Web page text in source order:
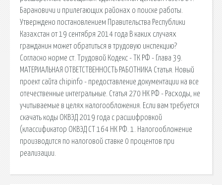
Барановичи и прилегающих районах о поиске работы.
Утверждено постановлением Правительства Республики
Казахстан от 19 сентября 2014 года В каких случаях
гражданин может обратиться в трудовую инспекцию?
Согласно норме ст. Трудовой Кодекс - ТК РФ - Глава 39.
МАТЕРИАЛЬНАЯ ОТВЕТСТВЕННОСТЬ РАБОТНИКА Статья. Новый
проект сайта chipinfo - предоставление документации на все
отечественные интегральные. Статья 270 НК РФ - Расходы, не
учитываемые в целях налогообложения. Если вам требуется
скачать коды ОКВЭД 2019 года с расшифровкой
(классификатор ОКВЭД СТ 164 НК РФ. 1. Налогообложение
производится по налоговой ставке 0 процентов при
реализации.